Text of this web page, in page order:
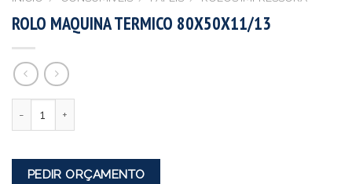
ROLO MAQUINA TERMICO 80X50X11/13
PEDIR ORÇAMENTO